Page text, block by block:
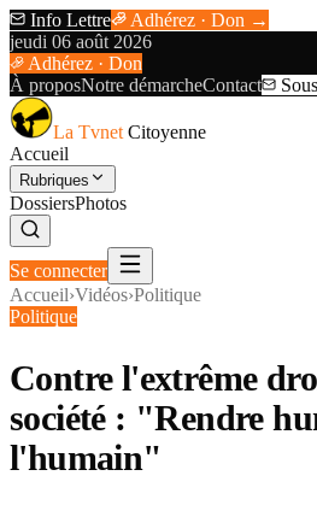
Info Lettre
Adhérez · Don →
jeudi 06 août 2026
Adhérez · Don
À proposNotre démarcheContact
La Tvnet Citoyenne
Accueil
Rubriques
DossiersPhotos
Se connecter
Accueil›Vidéos›Politique
Politique
Contre l'extrême
société : "Rendre
l'humain"